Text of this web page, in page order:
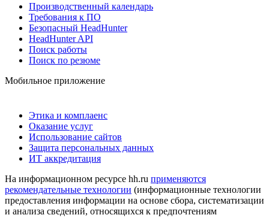
Производственный календарь
Требования к ПО
Безопасный HeadHunter
HeadHunter API
Поиск работы
Поиск по резюме
Мобильное приложение
Этика и комплаенс
Оказание услуг
Использование сайтов
Защита персональных данных
ИТ аккредитация
На информационном ресурсе hh.ru применяются
рекомендательные технологии (информационные технологии
предоставления информации на основе сбора, систематизации
и анализа сведений, относящихся к предпочтениям